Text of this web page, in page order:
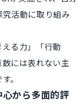
活動に取り組み
る力」「行動
には表れない主
。
から多面的評